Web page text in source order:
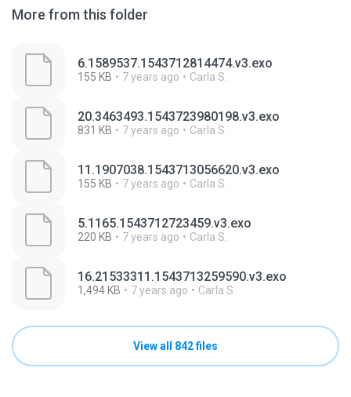
More from this folder
6.1589537.1543712814474.v3.exo
155 KB 7 years ago Carla S.
20.3463493.1543723980198.v3.exo
831 KB 7 years ago Carla S.
11.1907038.1543713056620.v3.exo
155 KB 7 years ago Carla S.
5.1165.1543712723459.v3.exo
220 KB 7 years ago Carla S.
16.21533311.1543713259590.v3.exo
1,494 KB 7 years ago Carla S.
View all 842 files